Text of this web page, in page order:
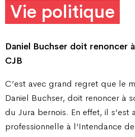
Vie politique
Daniel Buchser doit renoncer
CJB
C’est avec grand regret que le
Daniel Buchser, doit renoncer à
du Jura bernois. En effet, il s’est
professionnelle à l’Intendance